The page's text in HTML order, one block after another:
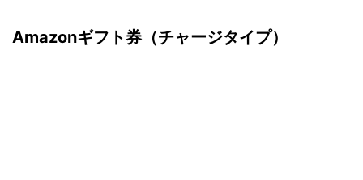
Amazonギフト券（チャージタイプ）